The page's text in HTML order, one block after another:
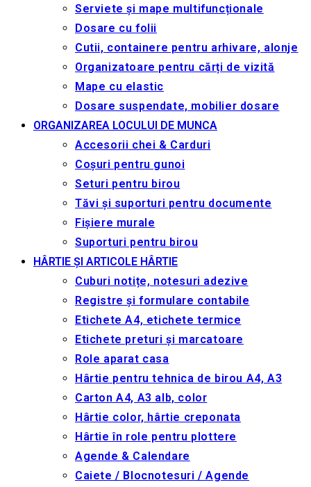
Serviete și mape multifuncționale
Dosare cu folii
Cutii, containere pentru arhivare, alonje
Organizatoare pentru cărți de vizită
Mape cu elastic
Dosare suspendate, mobilier dosare
ORGANIZAREA LOCULUI DE MUNCA
Accesorii chei & Сarduri
Coșuri pentru gunoi
Seturi pentru birou
Tăvi și suporturi pentru documente
Fișiere murale
Suporturi pentru birou
HÂRTIE ȘI ARTICOLE HÂRTIE
Cuburi notițe, notesuri adezive
Registre și formulare contabile
Etichete A4, etichete termice
Etichete preturi și marcatoare
Role aparat casa
Hârtie pentru tehnica de birou A4, A3
Carton A4, A3 alb, color
Hârtie color, hârtie creponata
Hârtie în role pentru plottere
Agende & Calendare
Caiete / Blocnotesuri / Agende